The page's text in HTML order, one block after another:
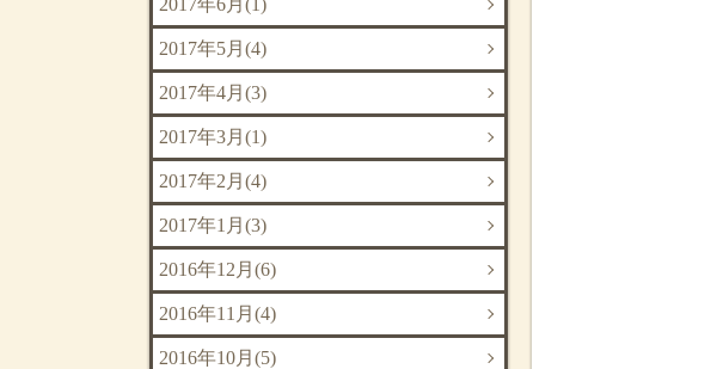
2017年6月(1)
2017年5月(4)
2017年4月(3)
2017年3月(1)
2017年2月(4)
2017年1月(3)
2016年12月(6)
2016年11月(4)
2016年10月(5)